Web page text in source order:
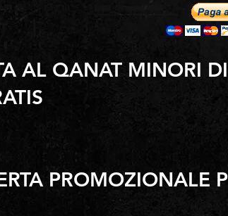
AL QANAT MINORI
PROMOZIONALE